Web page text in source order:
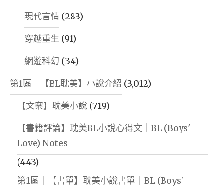
現代言情 (283)
穿越重生 (91)
網遊科幻 (34)
第1區｜【BL耽美】小說介紹 (3,012)
【文案】耽美小說 (719)
【書籍評論】耽美BL小說心得文｜BL (Boys'
Love) Notes
(443)
第1區｜【書單】耽美小說書單｜BL (Boys'